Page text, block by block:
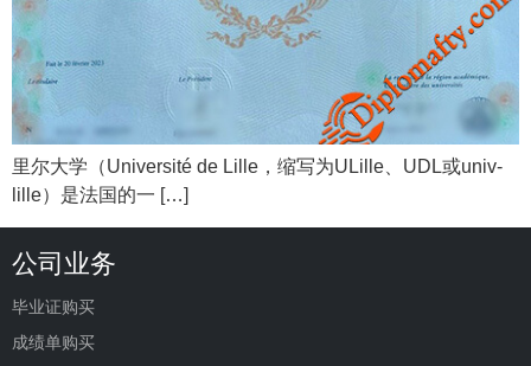
里尔大学（Université de Lille，缩写为ULille、UDL或univ-
lille）是法国的一 […]
公司业务
毕业证购买
成绩单购买